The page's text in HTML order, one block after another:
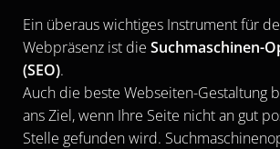
Ein überaus wichtiges Instrument für
Webpräsenz ist die Suchmaschinen-
(SEO).
Auch die beste Webseiten-Gestaltung
ans Ziel, wenn Ihre Seite nicht an gut
Stelle gefunden wird.